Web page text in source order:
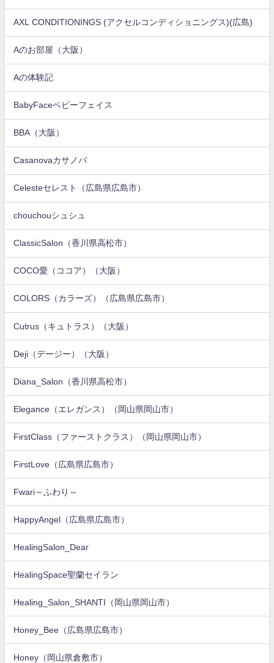
AXL CONDITIONINGS (アクセルコンディショニングス)(広島)
Aのお部屋（大阪）
Aの体験記
BabyFaceベビーフェイス
BBA（大阪）
Casanovaカサノバ
Celesteセレスト（広島県広島市）
chouchouシュシュ
ClassicSalon（香川県高松市）
COCO愛（ココア）（大阪）
COLORS（カラーズ）（広島県広島市）
Cutrus（キュトラス）（大阪）
Deji（デージー）（大阪）
Diana_Salon（香川県高松市）
Elegance（エレガンス）（岡山県岡山市）
FirstClass（ファーストクラス）（岡山県岡山市）
FirstLove（広島県広島市）
Fwari～ふわり～
HappyAngel（広島県広島市）
HealingSalon_Dear
HealingSpace聖蘭セイラン
Healing_Salon_SHANTI（岡山県岡山市）
Honey_Bee（広島県広島市）
Honey（岡山県倉敷市）